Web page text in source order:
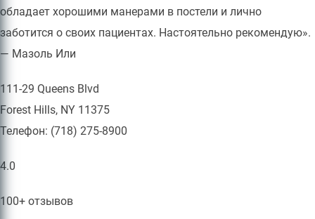
обладает хорошими манерами в постели и лично
заботится о своих пациентах. Настоятельно рекомендую».
— Мазоль Или
111-29 Queens Blvd
Forest Hills, NY 11375
Телефон: (718) 275-8900
4.0
100+ отзывов